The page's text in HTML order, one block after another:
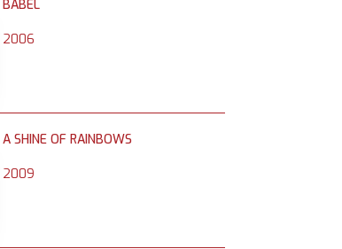
BABEL
2006
A SHINE OF RAINBOWS
2009